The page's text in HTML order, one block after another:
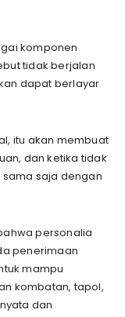
komponen
tidak berjalan
dapat berlayar
itu akan membuat
dan ketika tidak
saja dengan
personalia
penerimaan
mampu
kombatan, tapol,
dan